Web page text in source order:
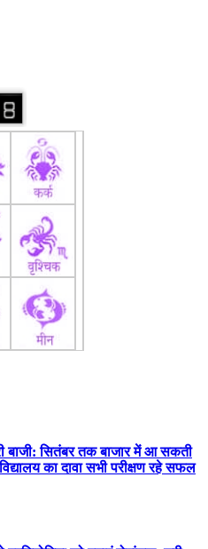
बाजी: सितंबर तक बाजार में आ सकती
का दावा सभी परीक्षण रहे सफल